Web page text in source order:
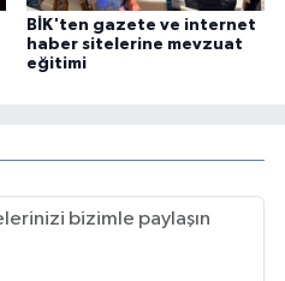
BİK'ten gazete ve internet
haber sitelerine mevzuat
eğitimi